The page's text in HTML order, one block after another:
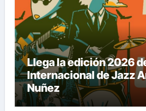
Llega la edición 2026
Internacional de Jazz
Nuñez